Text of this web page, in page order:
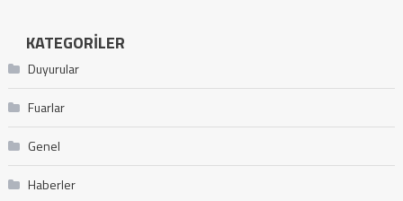
KATEGORILER
Duyurular
Fuarlar
Genel
Haberler